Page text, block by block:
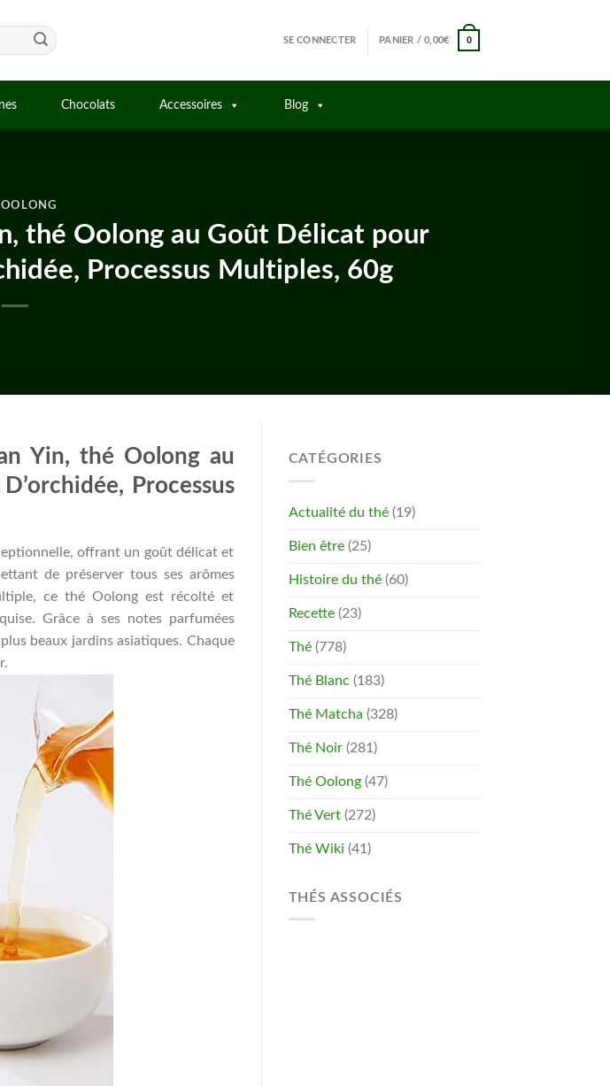
SE CONNECTER PANIER /0,00€ 0
Chocolats Accessoires Blog
OOLONG
thé Oolong au Goût Délicat pour
Processus Multiples, 60g
Yin, thé Oolong au
Processus
offrant un goût délicat et
de préserver tous ses arômes
ce thé Oolong est récolté et
Grâce à ses notes parfumées
beaux jardins asiatiques. Chaque
CATÉGORIES
Actualité du thé(19)
Bien être(25)
Histoire du thé(60)
Recette(23)
Thé(778)
Thé Blanc (183)
Thé Matcha (328)
Thé Noir(281)
Thé Oolong(47)
Thé Vert(272)
Thé Wiki (41)
THÉS ASSOCIÉS